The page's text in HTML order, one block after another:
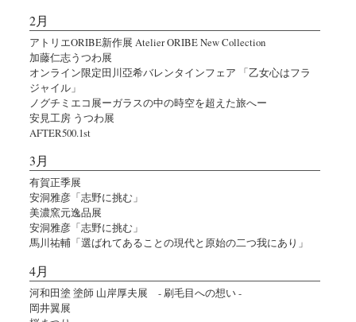
2月
アトリエORIBE新作展 Atelier ORIBE New Collection
加藤仁志うつわ展
オンライン限定田川亞希バレンタインフェア 「乙女心はフラ
ジャイル」
ノグチミエコ展ーガラスの中の時空を超えた旅へー
安見工房 うつわ展
AFTER500.1st
3月
有賀正季展
安洞雅彦「志野に挑む」
美濃窯元逸品展
安洞雅彦「志野に挑む」
馬川祐輔「選ばれてあることの現代と原始の二つ我にあり」
4月
河和田塗 塗師 山岸厚夫展 - 刷毛目への想い -
岡井翼展